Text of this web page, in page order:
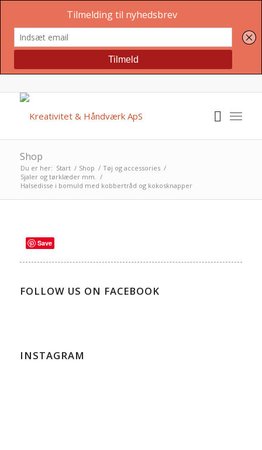
Shop
Du er her: Start / Shop / Tøj og accessories /
Sjaler og tørklæder mm. /
Halsedisse i bomuld med kobbertråd og kokosknapper
Save
FOLLOW US ON FACEBOOK
INSTAGRAM